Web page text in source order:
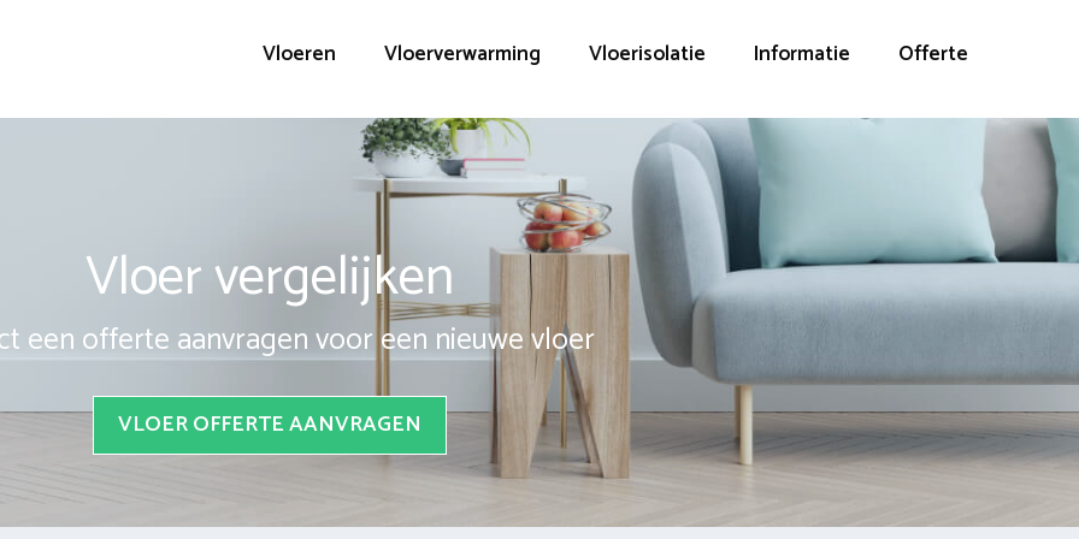
Vloeren Vloerverwarming Vloerisolatie Informatie Offerte
Vloer vergelijken
een offerte aanvragen voor een nieuwe vloer
VLOER OFFERTE AANVRAGEN